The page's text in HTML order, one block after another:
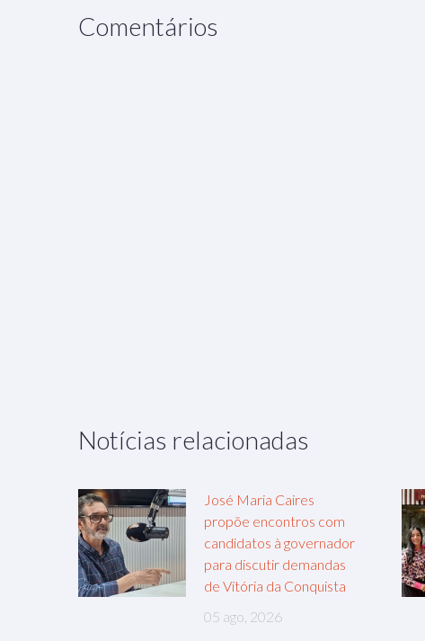
Comentários
Notícias relacionadas
José Maria Caires
propõe encontros com
candidatos à governador
para discutir demandas
de Vitória da Conquista
05 ago, 2026